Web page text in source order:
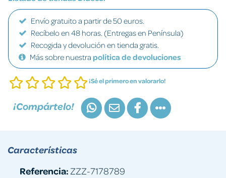
Envío gratuito a partir de 50 euros.
Recíbelo en 48 horas. (Entregas en Península)
Recogida y devolución en tienda gratis.
Más sobre nuestra política de devoluciones
¡Sé el primero en valorarlo!
¡Compártelo!
Características
Referencia: ZZZ-7178789